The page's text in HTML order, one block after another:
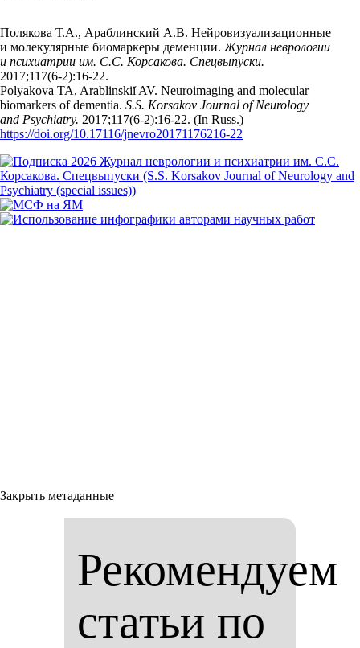
Полякова Т.А., Араблинский А.В. Нейровизуализационные
и молекулярные биомаркеры деменции. Журнал неврологии
и психиатрии им. С.С. Корсакова. Спецвыпуски.
2017;117(6‑2):16‑22.
Polyakova TA, Arablinskiĭ AV. Neuroimaging and molecular
biomarkers of dementia. S.S. Korsakov Journal of Neurology
and Psychiatry. 2017;117(6‑2):16‑22. (In Russ.)
https://doi.org/10.17116/jnevro20171176216-22
Закрыть метаданные
Рекомендуем
статьи по